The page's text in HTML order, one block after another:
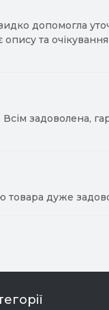
допомогла
опису та
задоволена,
товара дуже